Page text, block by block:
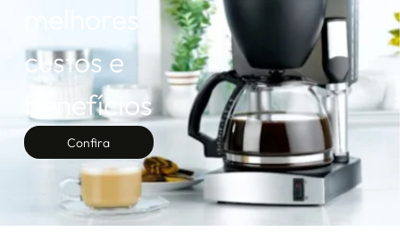
melhores
custos e
benefícios
Confira